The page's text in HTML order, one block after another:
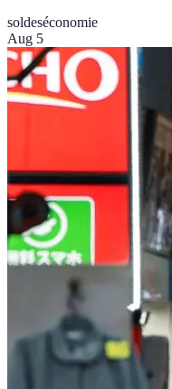
soldeséconomie
Aug 5